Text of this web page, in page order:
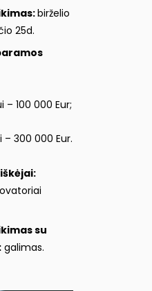
birželio
25d.
100 000 Eur;
300 000 Eur.
su
galimas.